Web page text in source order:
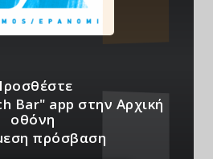
Bar" app στην Αρχική
οθόνη
πρόσβαση